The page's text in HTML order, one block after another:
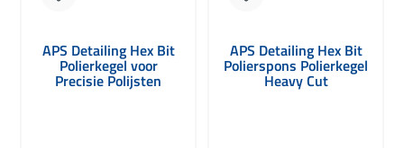
APS Detailing Hex Bit
Polierkegel voor
Precisie Polijsten
APS Detailing Hex Bit
Polierspons Polierkegel
Heavy Cut